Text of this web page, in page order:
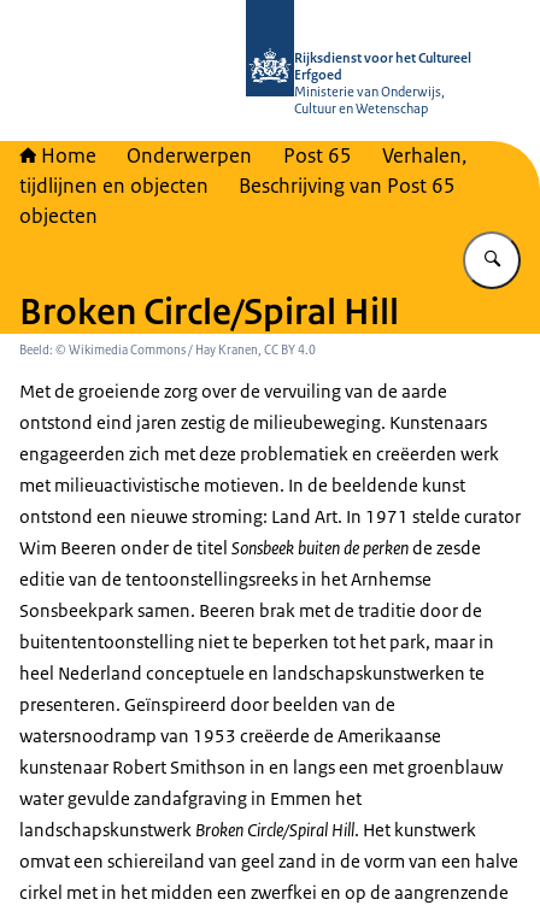
Rijksdienst voor het Cultureel
Erfgoed
Ministerie van Onderwijs,
Cultuur en Wetenschap
Home Onderwerpen Post 65
Verhalen,
tijdlijnen en objecten
Beschrijving van Post 65
objecten
Broken Circle/Spiral Hill
Beeld: © Wikimedia Commons / Hay Kranen, CC BY 4.0
Met de groeiende zorg over de vervuiling van de aarde
ontstond eind jaren zestig de milieubeweging. Kunstenaars
engageerden zich met deze problematiek en creëerden werk
met milieuactivistische motieven. In de beeldende kunst
ontstond een nieuwe stroming: Land Art. In 1971 stelde curator
Wim Beeren onder de titel Sonsbeek buiten de perkende zesde
editie van de tentoonstellingsreeks in het Arnhemse
Sonsbeekpark samen. Beeren brak met de traditie door de
buitententoonstelling niet te beperken tot het park, maar in
heel Nederland conceptuele en landschapskunstwerken te
presenteren. Geïnspireerd door beelden van de
watersnoodramp van 1953 creëerde de Amerikaanse
kunstenaar Robert Smithson in en langs een met groenblauw
water gevulde zandafgraving in Emmen het
landschapskunstwerk Broken Circle/Spiral Hill. Het kunstwerk
omvat een schiereiland van geel zand in de vorm van een halve
cirkel met in het midden een zwerfkei en op de aangrenzende